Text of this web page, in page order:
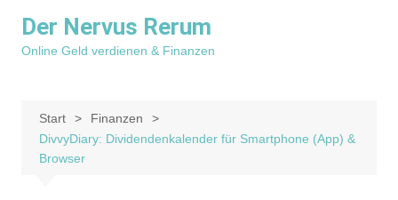
Inhalt
springen
Der Nervus Rerum
Online Geld verdienen & Finanzen
Start
Finanzen
DivvyDiary: Dividendenkalender für Smartphone (App) &
Browser